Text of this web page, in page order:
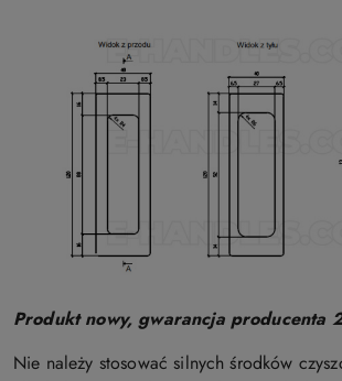
Produkt nowy, gwarancja producenta
Nie należy stosować silnych środków